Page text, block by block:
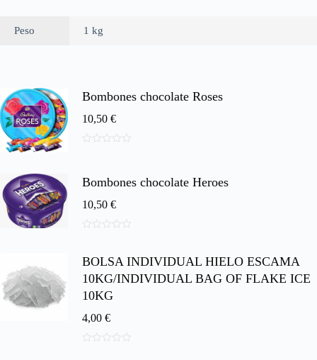
Peso 1 kg
Bombones chocolate Roses
10,50 €
5
Bombones chocolate Heroes
10,50 €
e
BOLSA INDIVIDUAL HIELO ESCAMA
10KG/INDIVIDUAL BAG OF FLAKE ICE
10KG
4,00 €